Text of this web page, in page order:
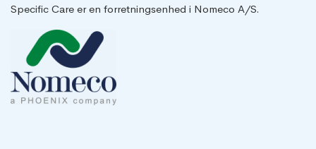
Specific Care er en forretningsenhed i Nomeco A/S.